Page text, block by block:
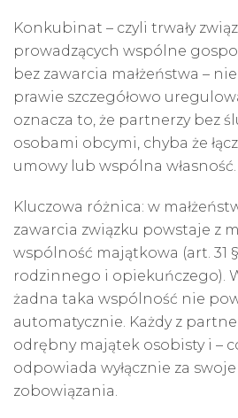
Konkubinat – czyli trwały
prowadzących wspólne
bez zawarcia małżeństwa –
prawie szczegółowo
oznacza to, że partnerzy bez
osobami obcymi, chyba że
umowy lub wspólna własność.
Kluczowa różnica: w
zawarcia związku powstaje z
wspólność majątkowa (art. 31
rodzinnego i opiekuńczego).
żadna taka wspólność nie
automatycznie. Każdy z
odrębny majątek osobisty i –
odpowiada wyłącznie za swoje
zobowiązania.